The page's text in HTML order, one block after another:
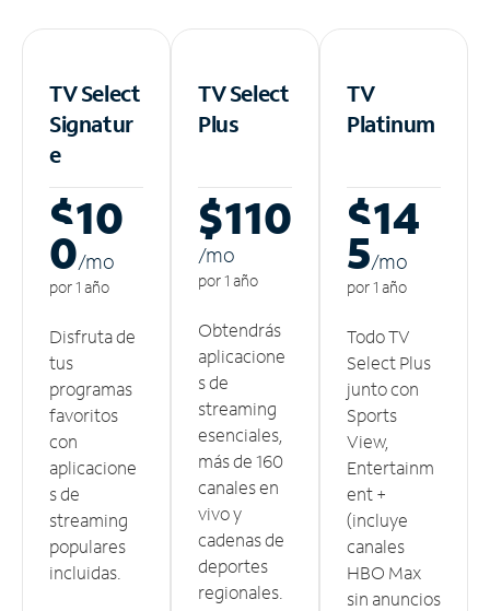
TV Select
Signatur
e
$10
0/mo
por 1 año
Disfruta de
tus
programas
favoritos
con
aplicacione
s de
streaming
populares
incluidas.
TV Select
Plus
$110
/mo
por 1 año
Obtendrás
aplicacione
s de
streaming
esenciales,
más de 160
canales en
vivo y
cadenas de
deportes
regionales.
TV
Platinum
$14
5/mo
por 1 año
Todo TV
Select Plus
junto con
Sports
View,
Entertainm
ent +
(incluye
canales
HBO Max
sin anuncios